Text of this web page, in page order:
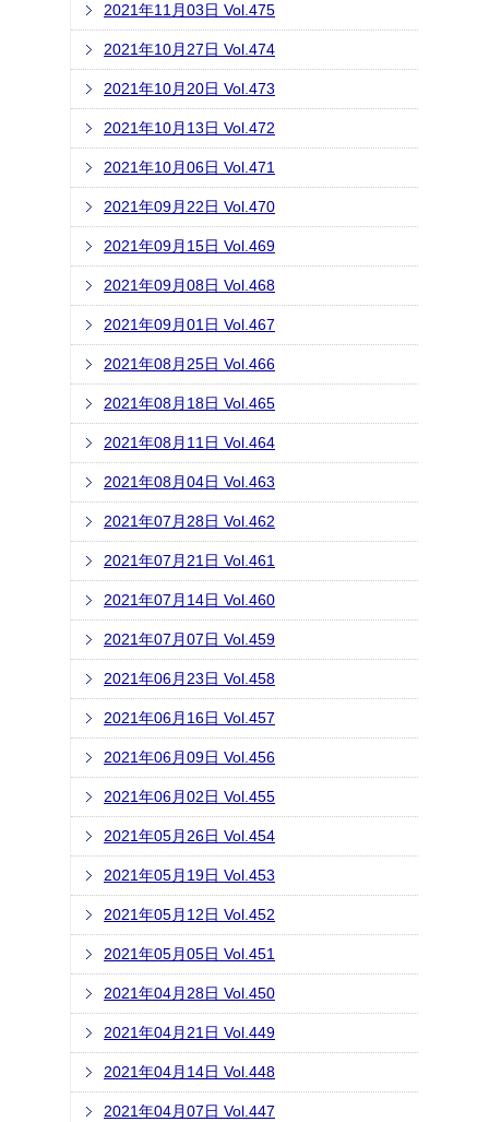
2021年11月03日 Vol.475
2021年10月27日 Vol.474
2021年10月20日 Vol.473
2021年10月13日 Vol.472
2021年10月06日 Vol.471
2021年09月22日 Vol.470
2021年09月15日 Vol.469
2021年09月08日 Vol.468
2021年09月01日 Vol.467
2021年08月25日 Vol.466
2021年08月18日 Vol.465
2021年08月11日 Vol.464
2021年08月04日 Vol.463
2021年07月28日 Vol.462
2021年07月21日 Vol.461
2021年07月14日 Vol.460
2021年07月07日 Vol.459
2021年06月23日 Vol.458
2021年06月16日 Vol.457
2021年06月09日 Vol.456
2021年06月02日 Vol.455
2021年05月26日 Vol.454
2021年05月19日 Vol.453
2021年05月12日 Vol.452
2021年05月05日 Vol.451
2021年04月28日 Vol.450
2021年04月21日 Vol.449
2021年04月14日 Vol.448
2021年04月07日 Vol.447